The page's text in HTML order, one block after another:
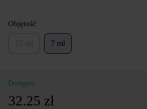
Objętość
7 ml
Dostępny
32.25 zł